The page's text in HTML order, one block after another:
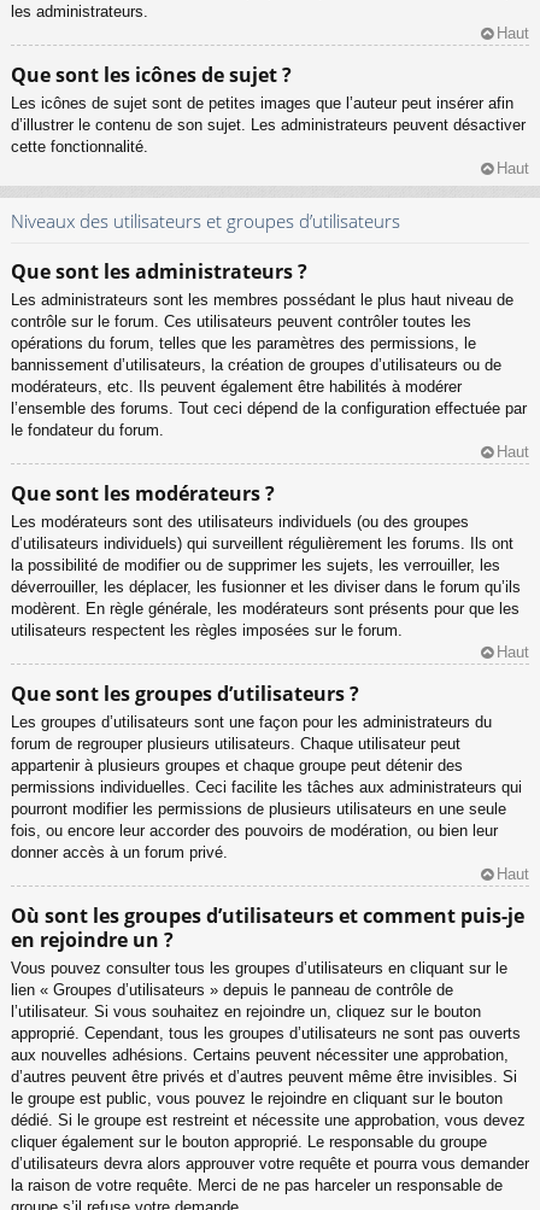
les administrateurs.
Haut
Que sont les icônes de sujet ?
Les icônes de sujet sont de petites images que l’auteur peut insérer afin
d’illustrer le contenu de son sujet. Les administrateurs peuvent désactiver
cette fonctionnalité.
Haut
Niveaux des utilisateurs et groupes d’utilisateurs
Que sont les administrateurs ?
Les administrateurs sont les membres possédant le plus haut niveau de
contrôle sur le forum. Ces utilisateurs peuvent contrôler toutes les
opérations du forum, telles que les paramètres des permissions, le
bannissement d’utilisateurs, la création de groupes d’utilisateurs ou de
modérateurs, etc. Ils peuvent également être habilités à modérer
l’ensemble des forums. Tout ceci dépend de la configuration effectuée par
le fondateur du forum.
Haut
Que sont les modérateurs ?
Les modérateurs sont des utilisateurs individuels (ou des groupes
d’utilisateurs individuels) qui surveillent régulièrement les forums. Ils ont
la possibilité de modifier ou de supprimer les sujets, les verrouiller, les
déverrouiller, les déplacer, les fusionner et les diviser dans le forum qu’ils
modèrent. En règle générale, les modérateurs sont présents pour que les
utilisateurs respectent les règles imposées sur le forum.
Haut
Que sont les groupes d’utilisateurs ?
Les groupes d’utilisateurs sont une façon pour les administrateurs du
forum de regrouper plusieurs utilisateurs. Chaque utilisateur peut
appartenir à plusieurs groupes et chaque groupe peut détenir des
permissions individuelles. Ceci facilite les tâches aux administrateurs qui
pourront modifier les permissions de plusieurs utilisateurs en une seule
fois, ou encore leur accorder des pouvoirs de modération, ou bien leur
donner accès à un forum privé.
Haut
Où sont les groupes d’utilisateurs et comment puis-je
en rejoindre un ?
Vous pouvez consulter tous les groupes d’utilisateurs en cliquant sur le
lien « Groupes d’utilisateurs » depuis le panneau de contrôle de
l’utilisateur. Si vous souhaitez en rejoindre un, cliquez sur le bouton
approprié. Cependant, tous les groupes d’utilisateurs ne sont pas ouverts
aux nouvelles adhésions. Certains peuvent nécessiter une approbation,
d’autres peuvent être privés et d’autres peuvent même être invisibles. Si
le groupe est public, vous pouvez le rejoindre en cliquant sur le bouton
dédié. Si le groupe est restreint et nécessite une approbation, vous devez
cliquer également sur le bouton approprié. Le responsable du groupe
d’utilisateurs devra alors approuver votre requête et pourra vous demander
la raison de votre requête. Merci de ne pas harceler un responsable de